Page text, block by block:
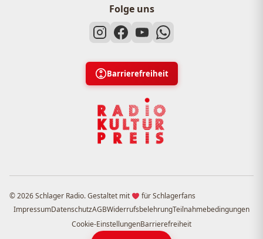
Folge uns
Barrierefreiheit
© 2026 Schlager Radio. Gestaltet mit
für Schlagerfans
ImpressumDatenschutzAGBWiderrufsbelehrungTeilnahmebedingungen
Cookie-EinstellungenBarrierefreiheit